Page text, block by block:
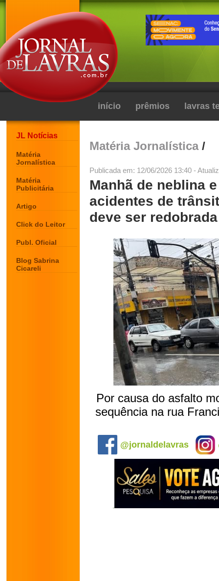
início prêmios lavras
JL Notícias
Matéria
Jornalística
Matéria
Publicitária
Artigo
Click do Leitor
Publ. Oficial
Blog Sabrina
Cicareli
Matéria Jornalística/
Publicada em: 12/06/2026 13:40 -
Manhã de neblina
acidentes de
deve ser redobrada
Por causa do asfalto
sequência na rua
@jornaldelavras